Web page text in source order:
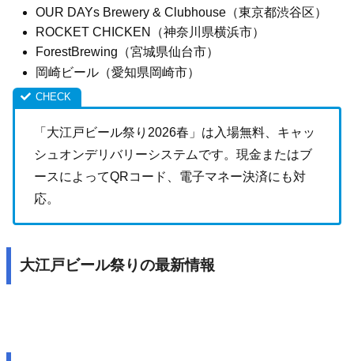
OUR DAYs Brewery & Clubhouse（東京都渋谷区）
ROCKET CHICKEN（神奈川県横浜市）
ForestBrewing（宮城県仙台市）
岡崎ビール（愛知県岡崎市）
「大江戸ビール祭り2026春」は入場無料、キャッ
シュオンデリバリーシステムです。現金またはブ
ースによってQRコード、電子マネー決済にも対
応。
大江戸ビール祭りの最新情報